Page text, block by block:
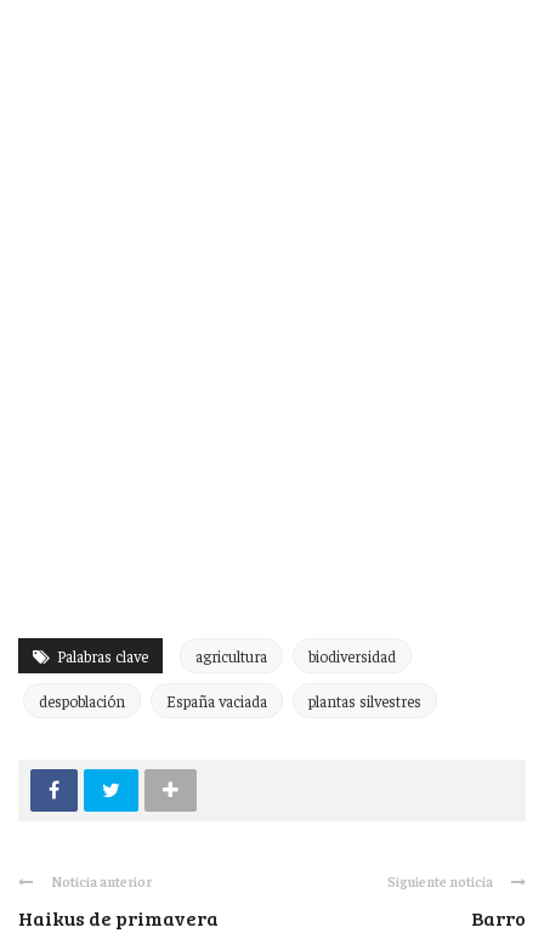
Palabras clave agricultura biodiversidad
despoblación España vaciada plantas silvestres
Noticia anterior
Haikus de primavera
Siguiente noticia
Barro